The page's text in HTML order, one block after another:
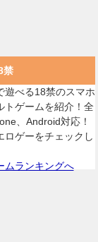
禁
遊べる18禁のスマホ
トゲームを紹介！全
、Android対応！
ロゲーをチェックし
ムランキングへ